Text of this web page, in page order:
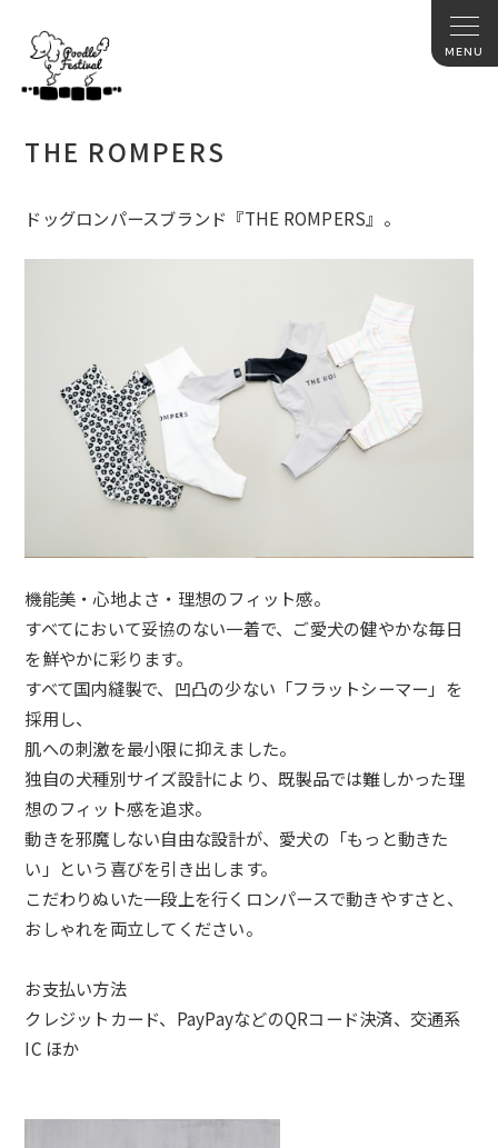
THE ROMPERS
ドッグロンパースブランド『THE ROMPERS』。
機能美・心地よさ・理想のフィット感。
すべてにおいて妥協のない一着で、ご愛犬の健やかな毎日
を鮮やかに彩ります。
すべて国内縫製で、凹凸の少ない「フラットシーマー」を
採用し、
肌への刺激を最小限に抑えました。
独自の犬種別サイズ設計により、既製品では難しかった理
想のフィット感を追求。
動きを邪魔しない自由な設計が、愛犬の「もっと動きた
い」という喜びを引き出します。
こだわりぬいた一段上を行くロンパースで動きやすさと、
おしゃれを両立してください。
お支払い方法
クレジットカード、PayPayなどのQRコード決済、交通系
IC ほか